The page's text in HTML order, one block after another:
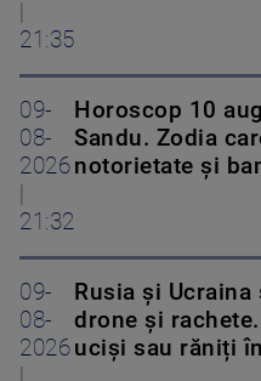
21:35
09-
08-
2026
21:32
Horoscop 10
Sandu. Zodia
notorietate și
09-
08-
2026
Rusia și
drone și
uciși sau răniți